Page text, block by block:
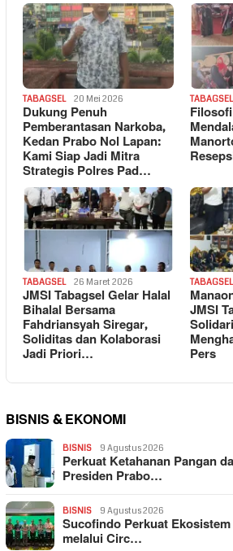
TABAGSEL 20 Mei 2026
Dukung Penuh
Pemberantasan Narkoba,
Kedan Prabo Nol Lapan:
Kami Siap Jadi Mitra
Strategis Polres Pad…
TABAGSEL
TABAGSEL 26 Maret 2026
JMSI Tabagsel Gelar Halal
Bihalal Bersama
Fahdriansyah Siregar,
Soliditas dan Kolaborasi
Jadi Priori…
TABAGSEL
JMSI
Pers
BISNIS & EKONOMI
BISNIS 9 Agustus 2026
Perkuat Ketahanan Pangan
Presiden Prabo…
BISNIS 9 Agustus 2026
Sucofindo Perkuat
melalui Circ…